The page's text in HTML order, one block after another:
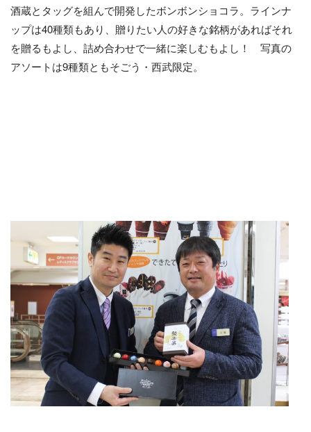
酒蔵とタッグを組んで開発したボンボンショコラ。ラインナ
ップは40種類もあり、贈りたい人の好きな銘柄があればそれ
を贈るもよし、詰め合わせで一緒に楽しむもよし！ 写真の
アソートは9種類ともそごう・西武限定。